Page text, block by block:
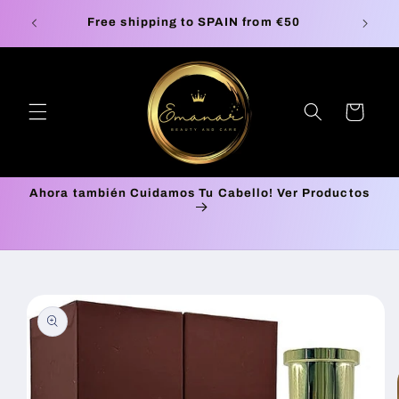
content
Europe Free Shipping on orders up to €100* 🚚
Cart
Ahora también Cuidamos Tu Cabello! Ver Productos
product
information